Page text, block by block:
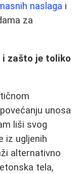
naslaga i
za
i zašto je toliko
unosa
liši svog
iz ugljenih
alternativno
tela,